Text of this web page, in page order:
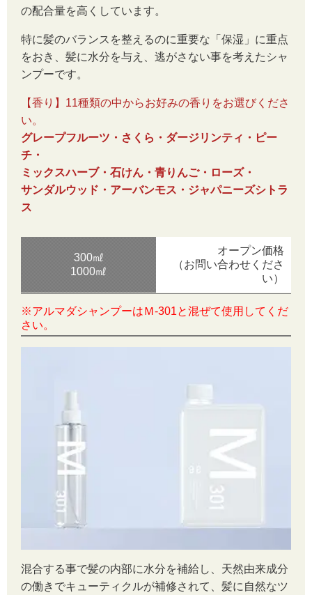
の配合量を高くしています。
特に髪のバランスを整えるのに重要な「保湿」に重点
をおき、髪に水分を与え、逃がさない事を考えたシャ
ンプーです。
【香り】11種類の中からお好みの香りをお選びくださ
い。
グレープフルーツ・さくら・ダージリンティ・ピー
チ・
ミックスハーブ・石けん・青りんご・ローズ・
サンダルウッド・ アーバンモス・ジャパニーズシトラ
ス
300㎖
1000㎖
オープン価格
（お問い合わせくださ
い）
※アルマダシャンプーはＭ-301と混ぜて使用してくだ
さい。
混合する事で髪の内部に水分を補給し、天然由来成分
の働きでキューティクルが補修されて、髪に自然なツ